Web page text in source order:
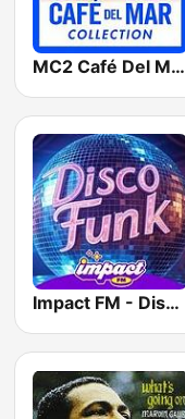
MC2 Café Del Mar Collection
Impact FM - Disco Funk